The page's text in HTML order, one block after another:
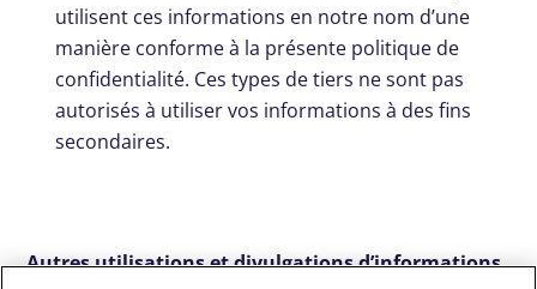
utilisent ces informations en notre nom d’une
manière conforme à la présente politique de
confidentialité. Ces types de tiers ne sont pas
autorisés à utiliser vos informations à des fins
secondaires.
Autres utilisations et divulgations d’informations